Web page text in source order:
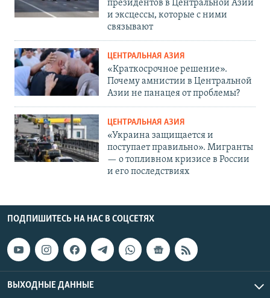
президентов в Центральной Азии
и эксцессы, которые с ними
связывают
ЦЕНТРАЛЬНАЯ АЗИЯ
«Краткосрочное решение».
Почему амнистии в Центральной
Азии не панацея от проблемы?
ЦЕНТРАЛЬНАЯ АЗИЯ
«Украина защищается и
поступает правильно». Мигранты
— о топливном кризисе в России
и его последствиях
ПОДПИШИТЕСЬ НА НАС В СОЦСЕТЯХ
ВЫХОДНЫЕ ДАННЫЕ